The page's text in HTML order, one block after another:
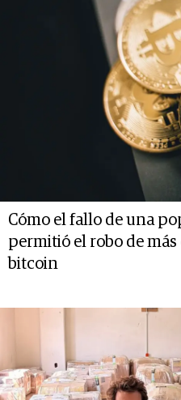
Cómo el fallo de una
permitió el robo de
bitcoin